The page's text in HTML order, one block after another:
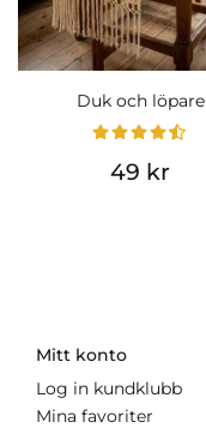
Duk och löpare
49 kr
Mitt konto
Log in kundklubb
Mina favoriter